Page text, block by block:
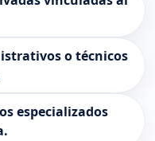
o técnicos
especializados